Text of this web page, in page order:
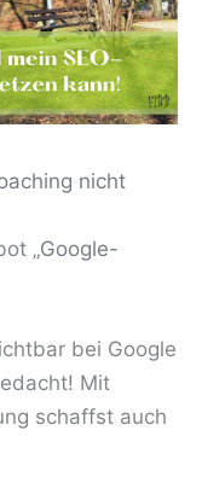
nicht
„Google-
bei Google
Mit
schaffst auch